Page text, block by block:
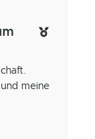
meine